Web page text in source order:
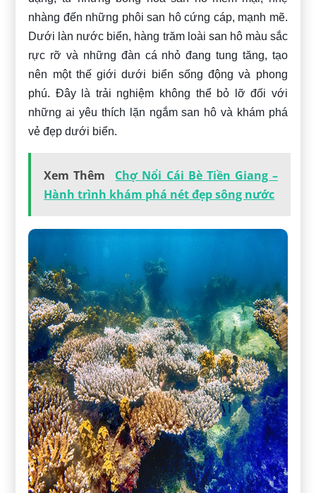
nhàng đến những phôi san hô cứng cáp, mạnh mẽ.
Dưới làn nước biển, hàng trăm loài san hô màu sắc
rực rỡ và những đàn cá nhỏ đang tung tăng, tạo
nên một thế giới dưới biển sống động và phong
phú. Đây là trải nghiệm không thể bỏ lỡ đối với
những ai yêu thích lặn ngắm san hô và khám phá
vẻ đẹp dưới biển.
Xem Thêm
Chợ Nổi Cái Bè Tiền Giang –
Hành trình khám phá nét đẹp sông nước